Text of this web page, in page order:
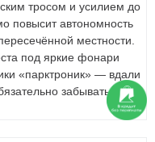
тросом и усилием до
повысит автономность
местности.
под яркие фонари
«парктроник» — вдали
забывать о